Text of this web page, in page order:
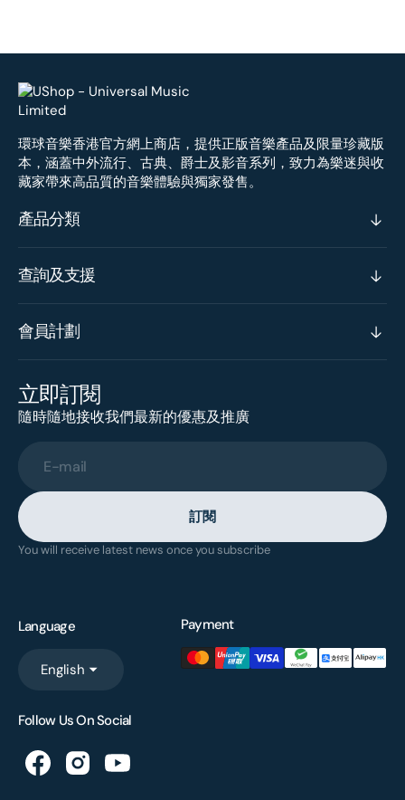
環球音樂香港官方網上商店，提供正版音樂產品及限量珍藏版
本，涵蓋中外流行、古典、爵士及影音系列，致力為樂迷與收
藏家帶來高品質的音樂體驗與獨家發售。
產品分類
查詢及支援
會員計劃
立即訂閱
隨時隨地接收我們最新的優惠及推廣
E-mail
訂閱
You will receive latest news once you subscribe
Language
English
Payment
Follow Us On Social